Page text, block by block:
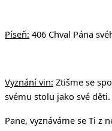
Píseň: 406 Chval Pána
Vyznání vin: Ztišme se
svému stolu jako své děti.
Pane, vyznáváme se Ti z